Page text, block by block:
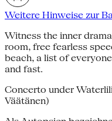
Weitere Hinweise zur
Witness the inner
room, free fearless
beach, a list of
and fast.
Concerto under
Väätänen)